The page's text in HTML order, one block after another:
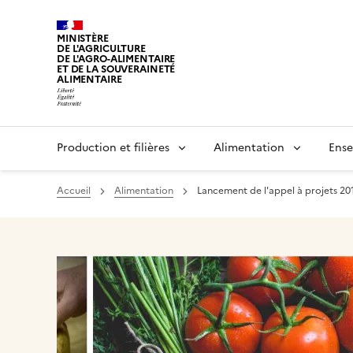
MINISTÈRE
DE L'AGRICULTURE
DE L'AGRO-ALIMENTAIRE
ET DE LA SOUVERAINETÉ
ALIMENTAIRE
Production et filières Alimentation
Accueil Alimentation Lancement de l'appel à projets